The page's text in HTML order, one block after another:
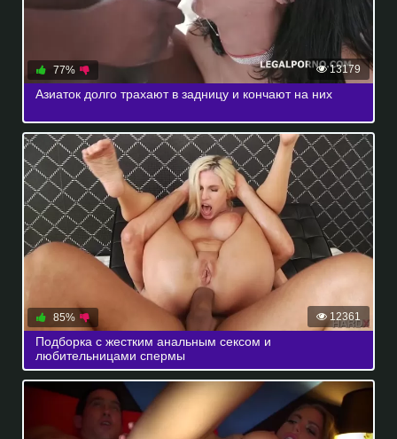
13179
77%
Азиаток долго трахают в задницу и кончают на них
12361
85%
Подборка с жестким анальным сексом и
любительницами спермы